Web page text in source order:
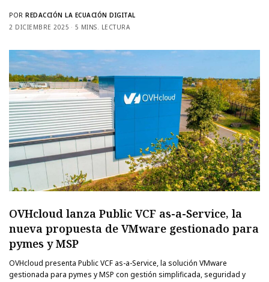
POR REDACCIÓN LA ECUACIÓN DIGITAL
2 DICIEMBRE 2025
5 MINS. LECTURA
OVHcloud lanza Public VCF as-a-Service, la
nueva propuesta de VMware gestionado para
pymes y MSP
OVHcloud presenta Public VCF as-a-Service, la solución VMware
gestionada para pymes y MSP con gestión simplificada, seguridad y